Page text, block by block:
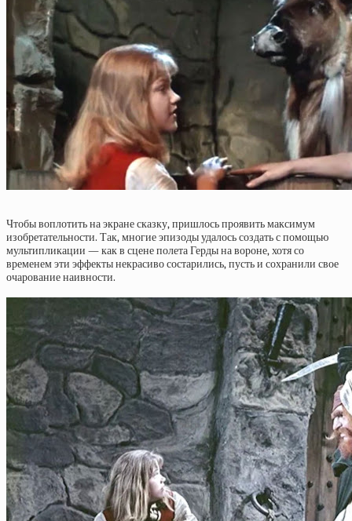
Чтобы воплотить на экране сказку, пришлось проявить максимум
изобретательности. Так, многие эпизоды удалось создать с помощью
мультипликации — как в сцене полета Герды на вороне, хотя со
временем эти эффекты некрасиво состарились, пусть и сохранили свое
очарование наивности.